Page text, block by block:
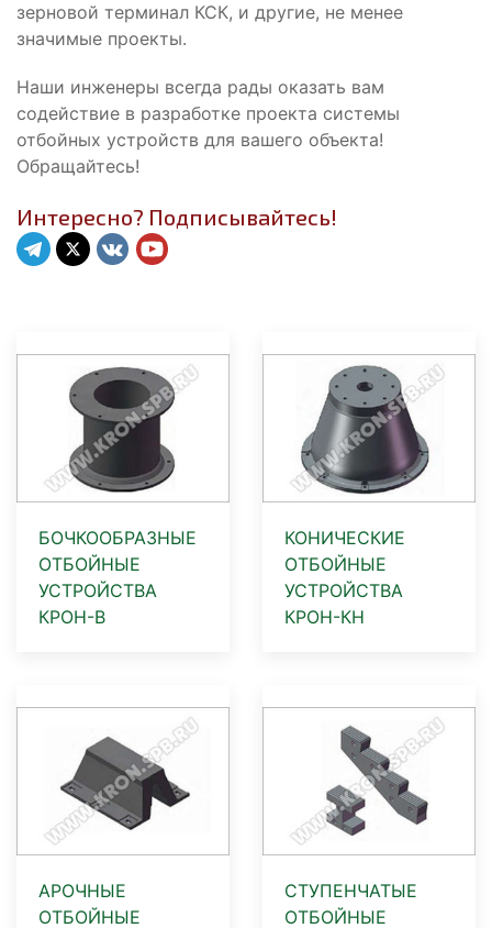
зерновой терминал КСК, и другие, не менее
значимые проекты.
Наши инженеры всегда рады оказать вам
содействие в разработке проекта системы
отбойных устройств для вашего объекта!
Обращайтесь!
Интересно? Подписывайтесь!
БОЧКООБРАЗНЫЕ
ОТБОЙНЫЕ
УСТРОЙСТВА
КРОН-В
КОНИЧЕСКИЕ
ОТБОЙНЫЕ
УСТРОЙСТВА
КРОН-КН
АРОЧНЫЕ
ОТБОЙНЫЕ
СТУПЕНЧАТЫЕ
ОТБОЙНЫЕ